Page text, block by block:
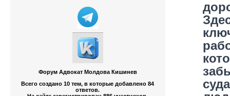
Форум Адвокат Молдова Кишинев
Всего создано 10 тем, в которые добавлено 84
ответов.